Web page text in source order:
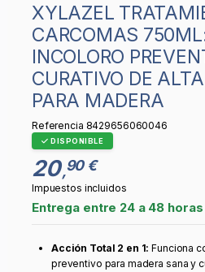
XYLAZEL TRATAMIENTO
CARCOMAS
INCOLORO
CURATIVO DE
PARA MADERA
Referencia 8429656060046
DISPONIBLE
20,90 €
Impuestos incluidos
Entrega entre 24 a 48 horas
Acción Total 2 en 1: Funciona
preventivo para madera sana y